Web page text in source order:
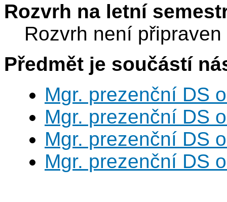
Cvičebna
Rozvrh na letní
Rozvrh není připraven
Předmět je součástí
Mgr. prezenční DS
Mgr. prezenční DS
Mgr. prezenční DS
Mgr. prezenční DS